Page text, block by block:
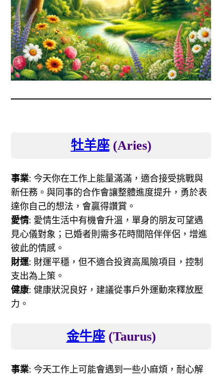
牡羊座(Aries)
事業: 今天你在工作上能量滿滿，適合接受挑戰與
新任務。與同事的合作會讓整體進度提升，勇於表
達你自己的想法，會贏得讚賞。
愛情: 愛情生活中有機會升溫，單身的朋友可望遇
見心儀對象；已婚者則需多花時間陪伴伴侶，增進
彼此的情感。
財運: 財運平穩，但不適合投資高風險項目，控制
支出為上策。
健康: 健康狀況良好，建議從事戶外運動來釋放壓
力。
金牛座(Taurus)
事業: 今天工作上可能會遇到一些小麻煩，耐心解